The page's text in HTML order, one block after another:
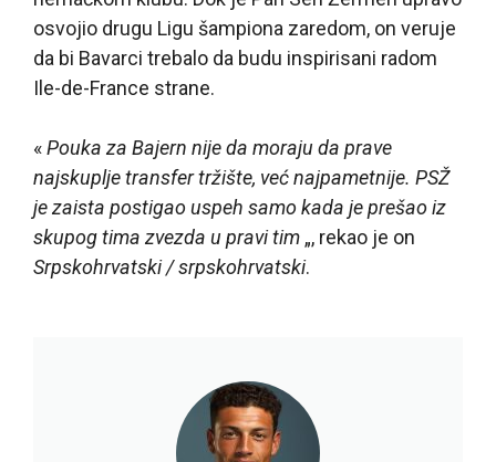
osvojio drugu Ligu šampiona zaredom, on veruje
da bi Bavarci trebalo da budu inspirisani radom
Ile-de-France strane.
«Pouka za Bajern nije da moraju da prave
najskuplje transfer tržište, već najpametnije. PSŽ
je zaista postigao uspeh samo kada je prešao iz
skupog tima zvezda u pravi tim „, rekao je on
Srpskohrvatski / srpskohrvatski.